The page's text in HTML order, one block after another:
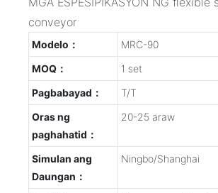
conveyor
Modelo：
MRC-90
MOQ：
1 set
Pagbabayad：
T/T
Oras ng
paghahatid：
20-25 araw
Simulan ang
Daungan：
Ningbo/Shanghai